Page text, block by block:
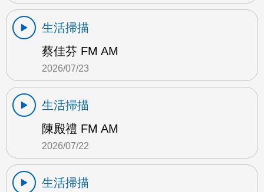
生活掃描
蔡佳芬 FM AM
2026/07/23
生活掃描
陳殿禮 FM AM
2026/07/22
生活掃描